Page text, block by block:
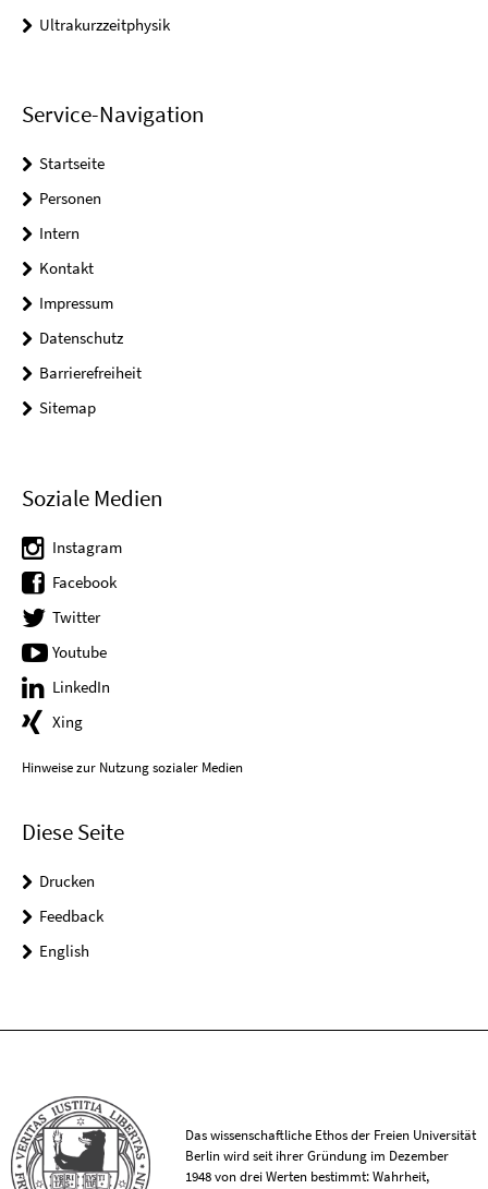
Ultrakurzzeitphysik
Service-Navigation
Startseite
Personen
Intern
Kontakt
Impressum
Datenschutz
Barrierefreiheit
Sitemap
Soziale Medien
Instagram
Facebook
Twitter
Youtube
LinkedIn
Xing
Hinweise zur Nutzung sozialer Medien
Diese Seite
Drucken
Feedback
English
Das wissenschaftliche Ethos der Freien Universität
Berlin wird seit ihrer Gründung im Dezember
1948 von drei Werten bestimmt: Wahrheit,